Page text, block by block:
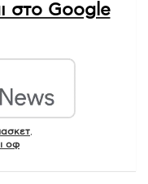
στο Google
οφ